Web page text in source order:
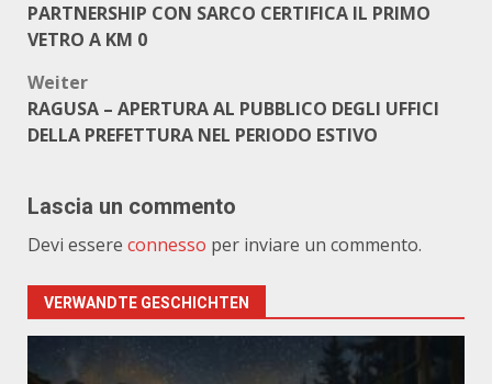
PARTNERSHIP CON SARCO CERTIFICA IL PRIMO
VETRO A KM 0
Weiter
RAGUSA – APERTURA AL PUBBLICO DEGLI UFFICI
DELLA PREFETTURA NEL PERIODO ESTIVO
Lascia un commento
Devi essere connesso per inviare un commento.
VERWANDTE GESCHICHTEN